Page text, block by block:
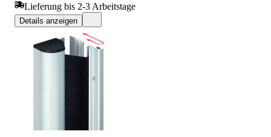
Lieferung bis 2-3 Arbeitstage
Details anzeigen